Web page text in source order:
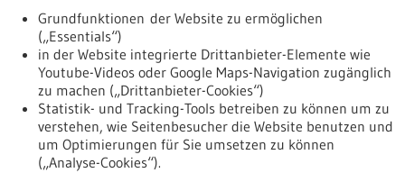
personalisierte Krebstherapie
Wenn bei Krebspatient*innen Genveränderungen im Tumor
gefunden werden, ist oft unklar, ob sie das Tumorwachstum
fördern oder ob eine gezielte Therapie wirken könnte. Ein
Forschungsteam unter Leitung des Universitätsklinikums
Freiburg hat nun einen Katalog erstellt, in dem über 11.000
Genvarianten einer zentralen Genfamilie auf ihre Rolle beim
Tumorwachstum untersucht und bewertet wurden.
https://www.gesundheitsindustrie-
Grundfunktionen der Website zu ermöglichen
(„Essentials“)
in der Website integrierte Drittanbieter-Elemente wie
Youtube-Videos oder Google Maps-Navigation zugänglich
zu machen („Drittanbieter-Cookies“)
Statistik- und Tracking-Tools betreiben zu können um zu
verstehen, wie Seitenbesucher die Website benutzen und
um Optimierungen für Sie umsetzen zu können
(„Analyse-Cookies“).